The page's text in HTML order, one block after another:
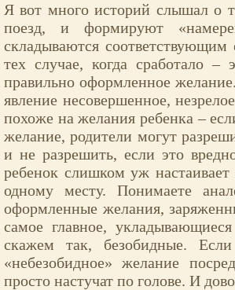
Я вот много историй слышал о
поезд, и формируют
складываются
тех случае, когда сработало
правильно оформленное
явление несовершенное,
похоже на желания ребенка –
желание, родители могут
и не разрешить, если это
ребенок слишком уж
одному месту. Понимаете
оформленные желания,
самое главное,
скажем так, безобидные.
«небезобидное» желание
просто настучат по голове. И